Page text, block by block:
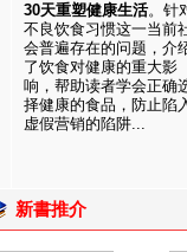
30天重塑健康生活。针
不良饮食习惯这一当前
会普遍存在的问题，介
了饮食对健康的重大影
响，帮助读者学会正确
择健康的食品，防止陷
虚假营销的陷阱...
新書推介